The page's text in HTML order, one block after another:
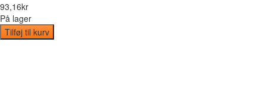
93,16kr
På lager
Tilføj til kurv